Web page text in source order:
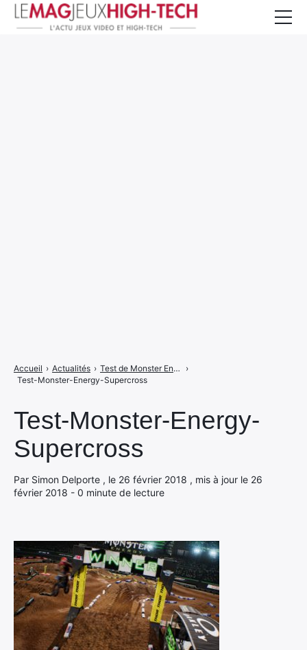
Test-Monster-Energy-
Supercross
Par Simon Delporte , le 26 février 2018 , mis à jour le 26
février 2018 - 0 minute de lecture
Accueil › Actualités › Test de Monster Energy Supercross, objectif USA.
›
Test-Monster-Energy-Supercross